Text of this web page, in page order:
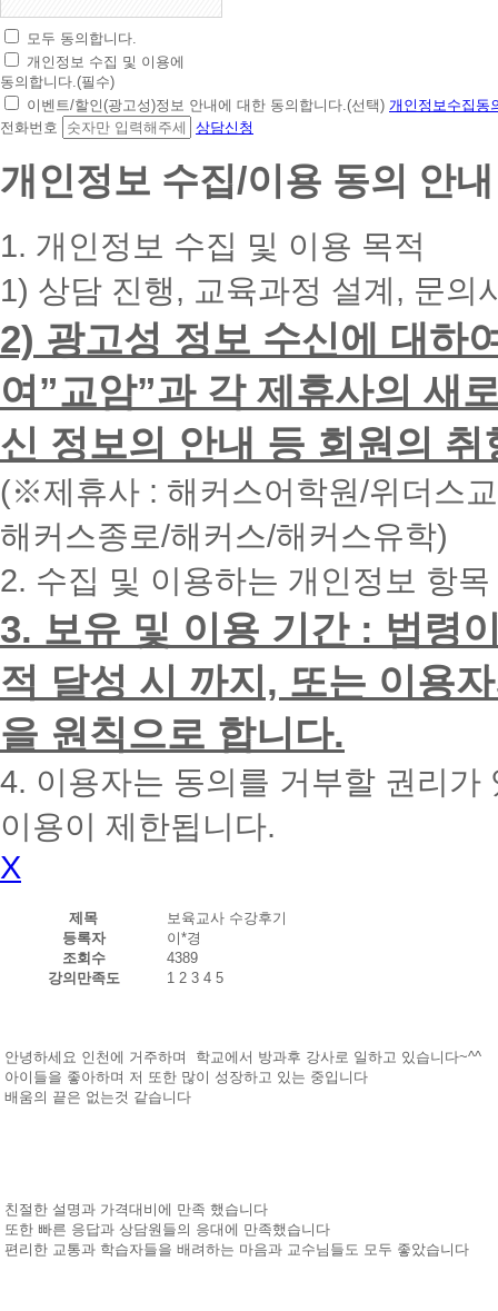
초
간
편
상
담
청
대
폰
입
력
시
면
빠
른
간
내
에
화
드
리
겠
습
니
다.
모두 동의합니다.
개인정보 수집 및 이용에
동의합니다.(필수)
이벤트/할인(광고성)정보 안내에 대한 동의합니다.(선택) 개인정보수집동
전화번호
상담신청
개인정보 수집/이용 동의 안내
1. 개인정보 수집 및 이용 목적
1) 상담 진행, 교육과정 설계, 문의
2) 광고성 정보 수신에 대하
여”교암”과 각 제휴사의 새
신 정보의 안내 등 회원의
(※제휴사 : 해커스어학원/위더스
해커스종로/해커스/해커스유학)
2. 수집 및 이용하는 개인정보 항
3. 보유 및 이용 기간 : 법령
적 달성 시 까지, 또는 이용
을 원칙으로 합니다.
4. 이용자는 동의를 거부할 권리
이용이 제한됩니다.
X
제목
보육교사 수강후기
등록자
이*경
조회수
4389
강의만족도
1 2 3 4 5
안녕하세요 인천에 거주하며 학교에서 방과후 강사로 일하고 있습니다~^^
아이들을 좋아하며 저 또한 많이 성장하고 있는 중입니다
배움의 끝은 없는것 같습니다
친절한 설명과 가격대비에 만족 했습니다
또한 빠른 응답과 상담원들의 응대에 만족했습니다
편리한 교통과 학습자들을 배려하는 마음과 교수님들도 모두 좋았습니다